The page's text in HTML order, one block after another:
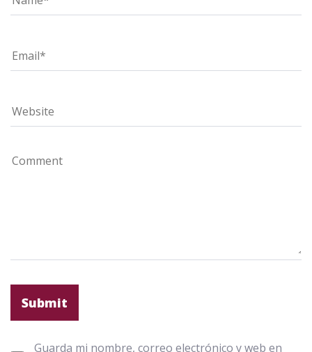
Guarda mi nombre, correo electrónico y web en